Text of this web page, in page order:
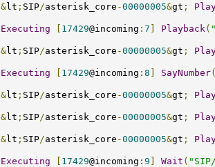
&lt ; SIP/asterisk_core -00000005&gt ;
Executing [ 17429@incoming : 7 ] Playback (
&lt ; SIP/asterisk_core -00000005&gt ;
Executing [ 17429@incoming : 8 ] SayNumber
&lt ; SIP/asterisk_core -00000005&gt ;
&lt ; SIP/asterisk_core -00000005&gt ;
&lt ; SIP/asterisk_core -00000005&gt ;
Executing [ 17429@incoming : 9 ] Wait (